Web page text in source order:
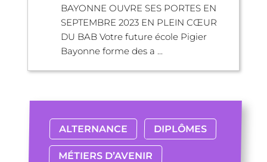
BAYONNE OUVRE SES PORTES EN
SEPTEMBRE 2023 EN PLEIN CŒUR
DU BAB Votre future école Pigier
Bayonne forme des a ...
ALTERNANCE DIPLÔMES
MÉTIERS D’AVENIR